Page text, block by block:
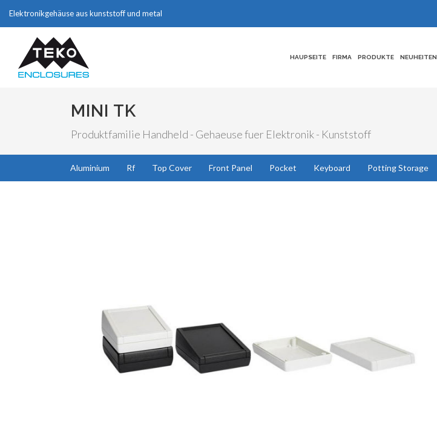
Elektronikgehäuse aus kunststoff und metal
HAUPSEITE FIRMA PRODUKTE NEUHEITEN
MINI TK
Produktfamilie Handheld - Gehaeuse fuer Elektronik - Kunststoff
Aluminium Rf Top Cover Front Panel Pocket Keyboard Potting Storage